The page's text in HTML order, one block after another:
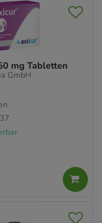
mg Tabletten
GmbH